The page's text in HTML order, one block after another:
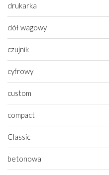
drukarka
dół wagowy
czujnik
cyfrowy
custom
compact
Classic
betonowa